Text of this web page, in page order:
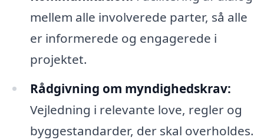
mellem alle involverede parter, så alle
er informerede og engagerede i
projektet.
Rådgivning om myndighedskrav:
Vejledning i relevante love, regler og
byggestandarder, der skal overholdes.